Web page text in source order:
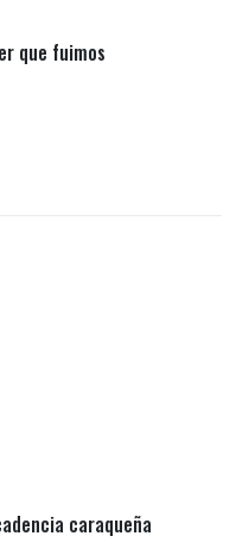
que fuimos
caraqueña